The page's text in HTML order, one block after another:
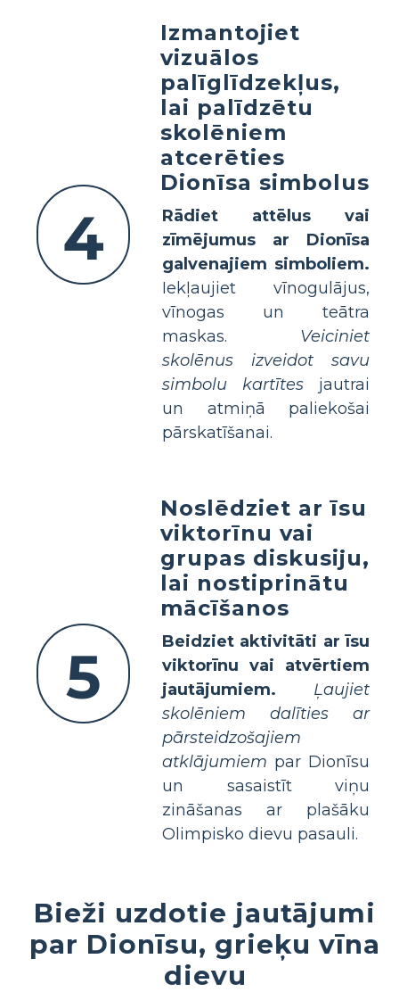
4
Izmantojiet
vizuālos
palīglīdzekļus,
lai palīdzētu
skolēniem
atcerēties
Dionīsa simbolus
Rādiet attēlus vai
zīmējumus ar Dionīsa
galvenajiem simboliem.
Iekļaujiet vīnogulājus,
vīnogas un teātra
maskas. Veiciniet
skolēnus izveidot savu
simbolu kartītes jautrai
un atmiņā paliekošai
pārskatīšanai.
5
Noslēdziet ar īsu
viktorīnu vai
grupas diskusiju,
lai nostiprinātu
mācīšanos
Beidziet aktivitāti ar īsu
viktorīnu vai atvērtiem
jautājumiem.
Ļaujiet
skolēniem dalīties ar
pārsteidzošajiem
atklājumiem par Dionīsu
un sasaistīt viņu
zināšanas ar plašāku
Olimpisko dievu pasauli.
Bieži uzdotie jautājumi
par Dionīsu, grieķu vīna
dievu